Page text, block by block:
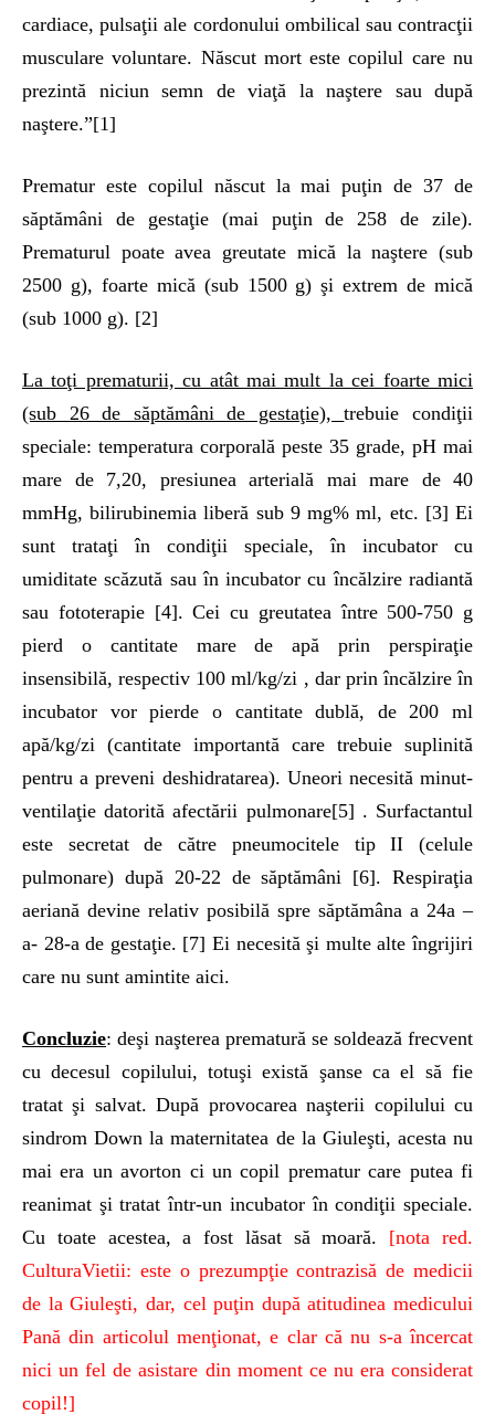
cardiace, pulsaţii ale cordonului ombilical sau contracţii
musculare voluntare. Născut mort este copilul care nu
prezintă niciun semn de viaţă la naştere sau după
naştere.”[1]
Prematur este copilul născut la mai puţin de 37 de
săptămâni de gestaţie (mai puţin de 258 de zile).
Prematurul poate avea greutate mică la naştere (sub
2500 g), foarte mică (sub 1500 g) şi extrem de mică
(sub 1000 g). [2]
La toţi prematurii, cu atât mai mult la cei foarte mici
(sub 26 de săptămâni de gestaţie),trebuie condiţii
speciale: temperatura corporală peste 35 grade, pH mai
mare de 7,20, presiunea arterială mai mare de 40
mmHg, bilirubinemia liberă sub 9 mg% ml, etc. [3] Ei
sunt trataţi în condiţii speciale, în incubator cu
umiditate scăzută sau în incubator cu încălzire radiantă
sau fototerapie [4]. Cei cu greutatea între 500-750 g
pierd o cantitate mare de apă prin perspiraţie
insensibilă, respectiv 100 ml/kg/zi , dar prin încălzire în
incubator vor pierde o cantitate dublă, de 200 ml
apă/kg/zi (cantitate importantă care trebuie suplinită
pentru a preveni deshidratarea). Uneori necesită minut-
ventilaţie datorită afectării pulmonare[5] . Surfactantul
este secretat de către pneumocitele tip II (celule
pulmonare) după 20-22 de săptămâni [6]. Respiraţia
aeriană devine relativ posibilă spre săptămâna a 24a –
a- 28-a de gestaţie. [7] Ei necesită şi multe alte îngrijiri
care nu sunt amintite aici.
Concluzie: deşi naşterea prematură se soldează frecvent
cu decesul copilului, totuşi există şanse ca el să fie
tratat şi salvat. După provocarea naşterii copilului cu
sindrom Down la maternitatea de la Giuleşti, acesta nu
mai era un avorton ci un copil prematur care putea fi
reanimat şi tratat într-un incubator în condiţii speciale.
Cu toate acestea, a fost lăsat să moară. [nota red.
CulturaVietii: este o prezumpţie contrazisă de medicii
de la Giuleşti, dar, cel puţin după atitudinea medicului
Pană din articolul menţionat, e clar că nu s-a încercat
nici un fel de asistare din moment ce nu era considerat
copil!]